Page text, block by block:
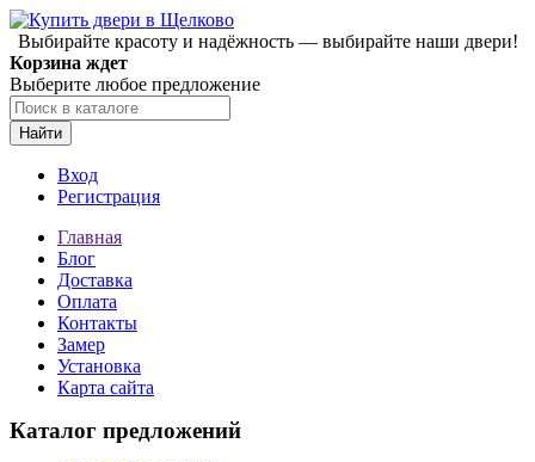
Выбирайте красоту и надёжность — выбирайте наши двери!
Корзина ждет
Выберите любое предложение
Найти
Вход
Регистрация
Главная
Блог
Доставка
Оплата
Контакты
Замер
Установка
Карта сайта
Каталог предложений